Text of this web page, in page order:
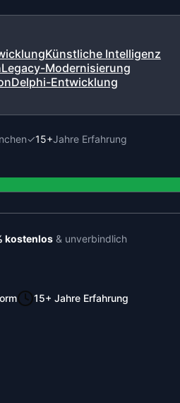
Künstliche Intelligenz
Legacy-Modernisierung
Delphi-Entwicklung
✓15+Jahre Erfahrung
kostenlos & unverbindlich
15+ Jahre Erfahrung